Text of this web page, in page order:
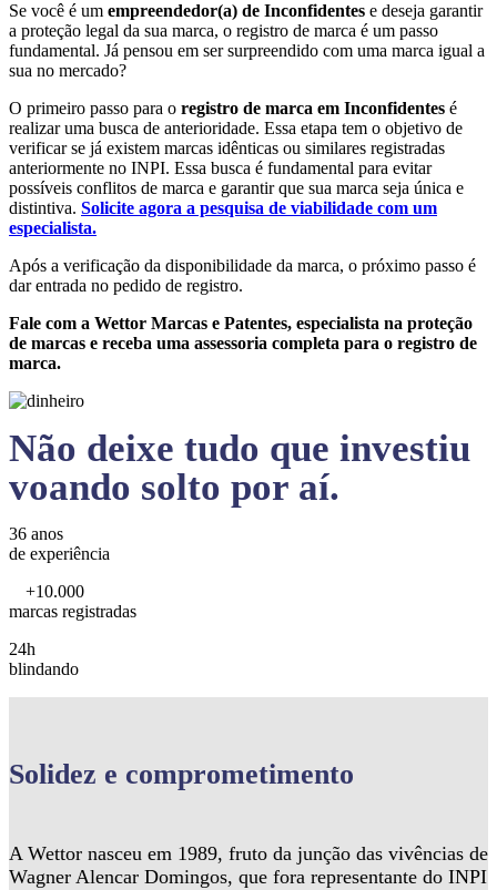
Se você é um empreendedor(a) de Inconfidentes e deseja garantir
a proteção legal da sua marca, o registro de marca é um passo
fundamental. Já pensou em ser surpreendido com uma marca igual a
sua no mercado?
O primeiro passo para o registro de marca em Inconfidentes é
realizar uma busca de anterioridade. Essa etapa tem o objetivo de
verificar se já existem marcas idênticas ou similares registradas
anteriormente no INPI. Essa busca é fundamental para evitar
possíveis conflitos de marca e garantir que sua marca seja única e
distintiva. Solicite agora a pesquisa de viabilidade com um
especialista.
Após a verificação da disponibilidade da marca, o próximo passo é
dar entrada no pedido de registro.
Fale com a Wettor Marcas e Patentes, especialista na proteção
de marcas e receba uma assessoria completa para o registro de
marca.
Não deixe tudo que investiu
voando solto por aí.
36 anos
de experiência
+10.000
marcas registradas
24h
blindando
Solidez e comprometimento
A Wettor nasceu em 1989, fruto da junção das vivências de
Wagner Alencar Domingos, que fora representante do INPI